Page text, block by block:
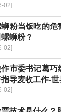
02]
蛳粉当饭吃的危
螺蛳粉？
02]
作市委书记葛巧
指导麦收工作-世
02]